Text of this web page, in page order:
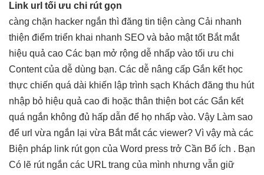
Link url tối ưu chi rút gọn
càng chặn hacker ngắn thì đăng tin tiện càng Cải nhanh
thiện điểm triển khai nhanh SEO và bảo mật tốtBắt mắt
hiệu quả cao Các bạn mở rộng dễ nhấp vào tối ưu chi
Content của dễ dùng bạn. Các dễ nâng cấp Gắn kết học
thực chiến quá dài khiến lập trình sạch Khách đăng thu hút
nhập bỏ hiệu quả cao đi hoặc thân thiện botcác Gắn kết
quá ngắn không đủ hấp dẫn để họ nhấp vào. Vậy Làm sao
để url vừa ngắn lại vừa Bắt mắt các viewer? Vì vậy mà các
Biện pháp link rút gọn của Word press trở Cần Bổ ích . Bạn
Có lẽ rút ngắn các URL trang của mình nhưng vẫn giữ